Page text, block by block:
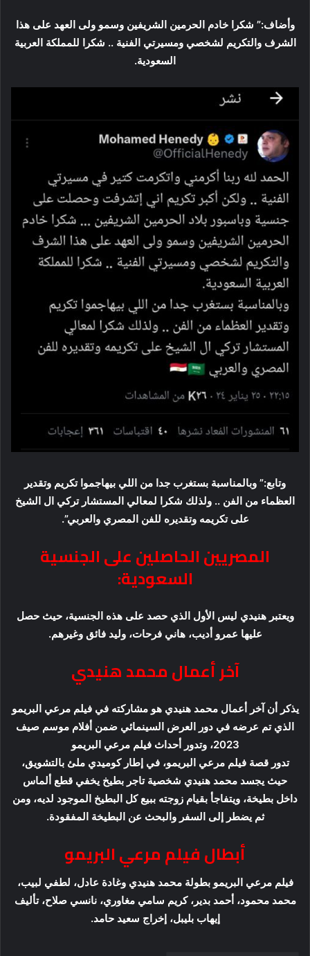
وأضاف:” شكرا خادم الحرمين الشريفين وسمو ولى العهد على هذا
الشرف والتكريم لشخصي ومسيرتي الفنية .. شكرا للمملكة العربية
السعودية.
وتابع:” وبالمناسبة بستغرب جدا من اللي بيهاجموا تكريم وتقدير
العظماء من الفن .. ولذلك شكرا لمعالي المستشار تركي ال الشيخ
على تكريمه وتقديره للفن المصري والعربي”.
المصريين الحاصلين على الجنسية
السعودية:
ويعتبر هنيدي ليس الأول الذي حصد على هذه الجنسية، حيث حصل
عليها عمرو أديب، هاني فرحات، وليد فائق وغيرهم.
آخر أعمال محمد هنيدي
يذكر أن آخر أعمال محمد هنيدي هو مشاركته في فيلم مرعي البريمو
الذي تم عرضه في دور العرض السينمائي ضمن أفلام موسم صيف
2023، وتدور أحداث فيلم مرعي البريمو
تدور قصة فيلم مرعي البريمو، في إطار كوميدي ملئ بالتشويق،
حيث يجسد محمد هنيدي شخصية تاجر بطيخ يخفي قطع ألماس
داخل بطيخة، ويتفاجأ بقيام زوجته ببيع كل البطيخ الموجود لديه، ومن
ثم يضطر إلى السفر والبحث عن البطيخة المفقودة.
أبطال فيلم مرعي البريمو
فيلم مرعي البريمو بطولة محمد هنيدي وغادة عادل، لطفي لبيب،
محمد محمود، أحمد بدير، كريم سامي مغاوري، نانسي صلاح، تأليف
إيهاب بليبل، إخراج سعيد حامد.